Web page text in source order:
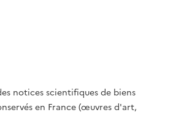
notices scientifiques de biens
en France (œuvres d'art,